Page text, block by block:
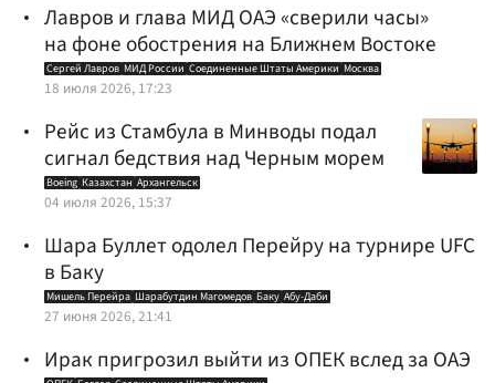
Лавров и глава МИД ОАЭ «сверили часы»
на фоне обострения на Ближнем Востоке
Сергей Лавров МИД России Соединенные Штаты Америки Москва
18 июля 2026, 17:23
Рейс из Стамбула в Минводы подал
сигнал бедствия над Черным морем
Boeing Казахстан Архангельск
04 июля 2026, 15:37
Шара Буллет одолел Перейру на турнире UFC
в Баку
Мишель Перейра Шарабутдин Магомедов Баку Абу-Даби
27 июня 2026, 21:41
Ирак пригрозил выйти из ОПЕК вслед за ОАЭ